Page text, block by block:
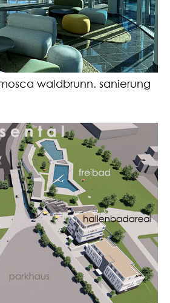
waldbrunn. sanierung